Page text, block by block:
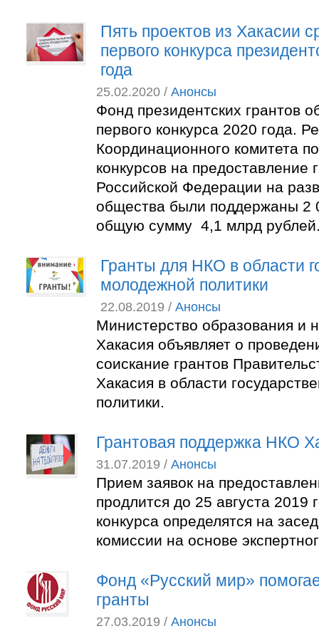
Пять проектов из Хакасии
первого конкурса
года
25.02.2020 / Анонсы
Фонд президентских грантов
первого конкурса 2020 года.
Координационного комитета
конкурсов на предоставление
Российской Федерации на
общества были поддержаны 2
общую сумму 4,1 млрд
Гранты для НКО в области
молодежной политики
22.08.2019 / Анонсы
Министерство образования и
Хакасия объявляет о
соискание грантов
Хакасия в области
политики.
Грантовая поддержка НКО
31.07.2019 / Анонсы
Прием заявок на
продлится до 25 августа 2019
конкурса определятся на
комиссии на основе
Фонд «Русский мир»
гранты
27.03.2019 / Анонсы